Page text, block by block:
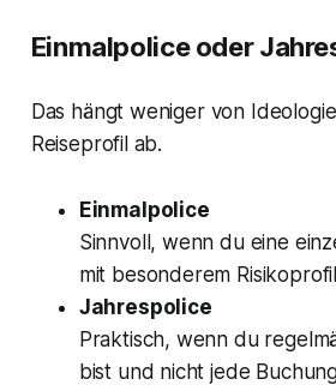
Einmalpolice oder
Das hängt weniger von
Reiseprofil ab.
Einmalpolice
Sinnvoll, wenn du eine
mit besonderem
Jahrespolice
Praktisch, wenn du
bist und nicht jede